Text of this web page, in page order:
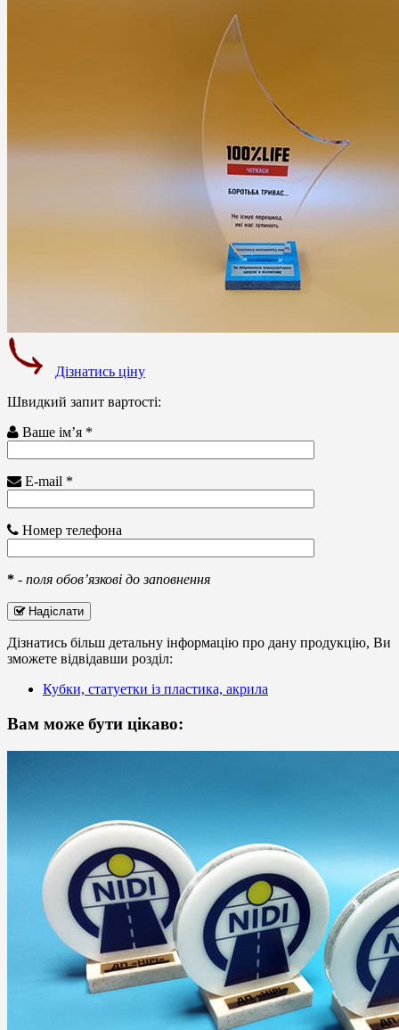
Дізнатись ціну
Швидкий запит вартості:
Ваше ім’я *
E-mail *
Номер телефона
* - поля обов’язкові до заповнення
Надіслати
Дізнатись більш детальну інформацію про дану продукцію, Ви
зможете відвідавши розділ:
Кубки, статуетки із пластика, акрила
Вам може бути цікаво: